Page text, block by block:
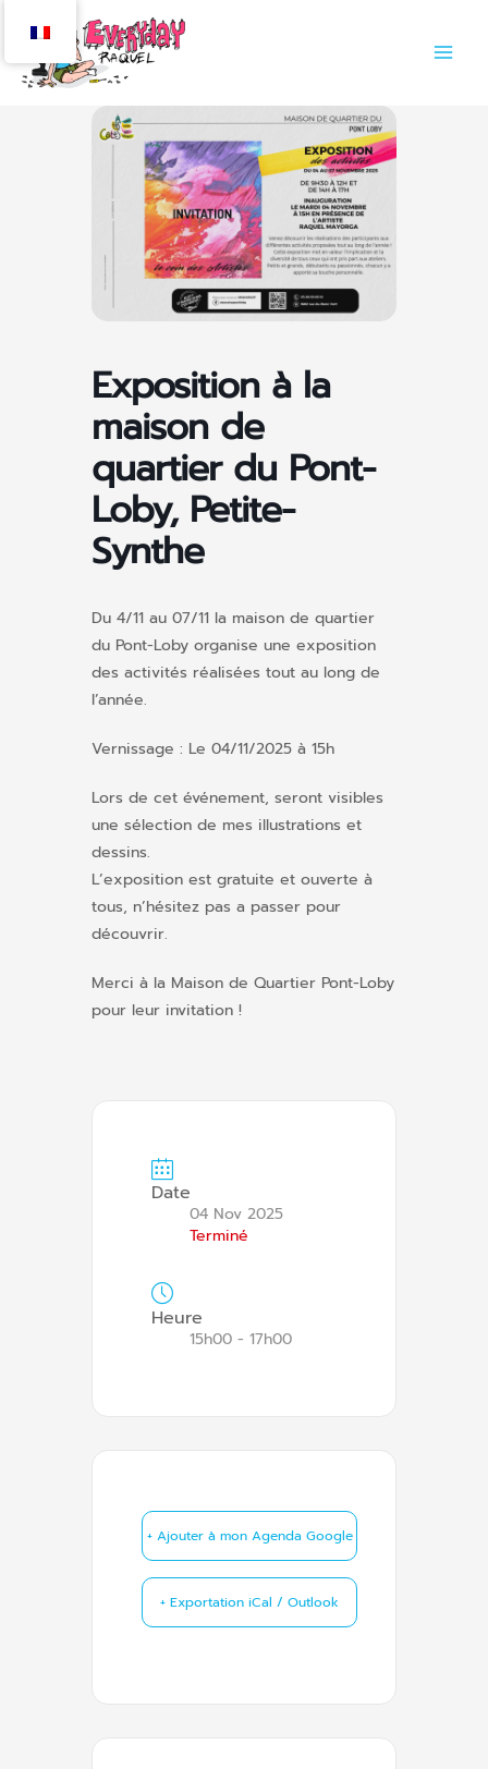
Exposition à la
maison de
quartier du Pont-
Loby, Petite-
Synthe
Du 4/11 au 07/11 la maison de quartier
du Pont-Loby organise une exposition
des activités réalisées tout au long de
l’année.
Vernissage : Le 04/11/2025 à 15h
Lors de cet événement, seront visibles
une sélection de mes illustrations et
dessins.
L’exposition est gratuite et ouverte à
tous, n’hésitez pas a passer pour
découvrir.
Merci à la Maison de Quartier Pont-Loby
pour leur invitation !
Date
04 Nov 2025
Terminé
Heure
15h00 - 17h00
+ Ajouter à mon Agenda Google
+ Exportation iCal / Outlook